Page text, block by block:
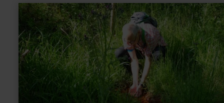
en
savoir
sur
:
Kolverather
Drees